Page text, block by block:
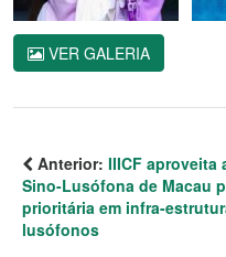
VER GALERIA
Anterior: IIICF aproveita
Sino-Lusófona de Macau
prioritária em infra-
lusófonos